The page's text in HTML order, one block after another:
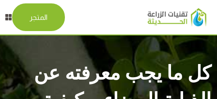
المتجر
كل ما يجب معرفته عن